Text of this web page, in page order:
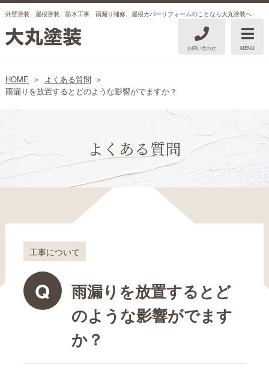
外壁塗装、屋根塗装、防水工事、雨漏り補修、屋根カバーリフォームのことなら大丸塗装へ
お問い合わせ MENU
HOME
よくある質問
雨漏りを放置するとどのような影響がでますか？
よくある質問
工事について
Q
雨漏りを放置するとど
のような影響がでます
か？